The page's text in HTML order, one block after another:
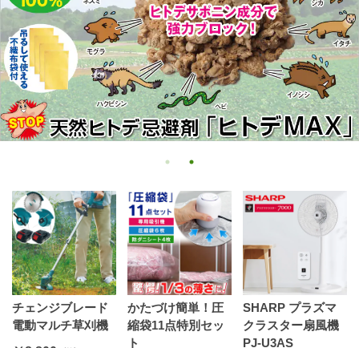
チェンジブレード
電動マルチ草刈機
かたづけ簡単！圧
縮袋11点特別セッ
ト
SHARP プラズマ
クラスター扇風機
PJ-U3AS